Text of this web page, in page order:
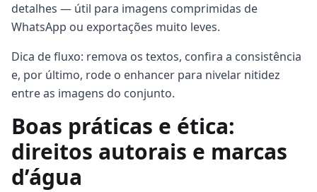
detalhes — útil para imagens comprimidas de
WhatsApp ou exportações muito leves.
Dica de fluxo: remova os textos, confira a consistência
e, por último, rode o enhancer para nivelar nitidez
entre as imagens do conjunto.
Boas práticas e ética:
direitos autorais e marcas
d’água